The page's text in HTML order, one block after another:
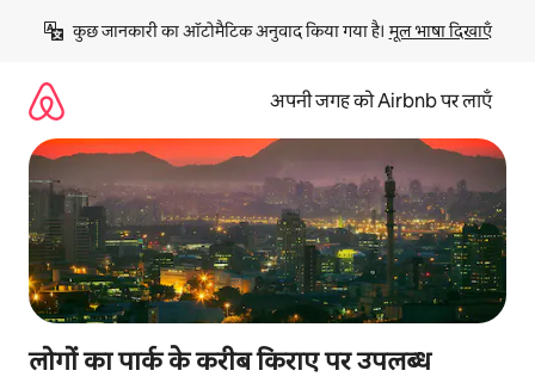
छोड़कर
कॉन्टेंट
कुछ जानकारी का ऑटोमैटिक अनुवाद किया गया है। मूल भाषा दिखाएँ
अपनी जगह को Airbnb पर लाएँ
लोगों का पार्क के करीब किराए पर उपलब्ध